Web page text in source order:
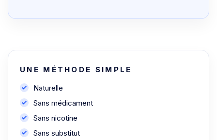
UNE MÉTHODE SIMPLE
Naturelle
Sans médicament
Sans nicotine
Sans substitut